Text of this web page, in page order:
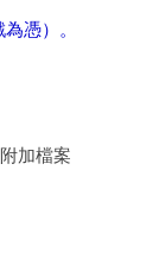
憑）。
加檔案